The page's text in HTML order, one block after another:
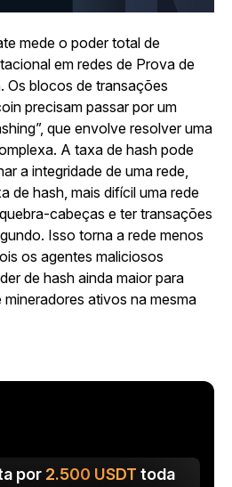
mede o poder total de
em redes de Prova de
Os blocos de transações
precisam passar por um
que envolve resolver uma
A taxa de hash pode
a integridade de uma rede,
de hash, mais difícil uma rede
cabeças e ter transações
Isso torna a rede menos
os agentes maliciosos
de hash ainda maior para
ativos na mesma
por 2.500 USDT toda